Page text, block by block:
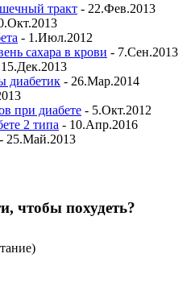
тракт - 22.Фев.2013
- 1.Июл.2012
сахара в крови - 7.Сен.2013
диабетик - 26.Мар.2014
при диабете - 5.Окт.2012
2 типа - 10.Апр.2016
- 25.Май.2013
чтобы похудеть?